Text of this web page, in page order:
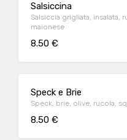
Salsiccina
Salsiccia grigliata,
maionese
8.50 €
Speck e Brie
Speck, brie, olive, rucola,
8.50 €